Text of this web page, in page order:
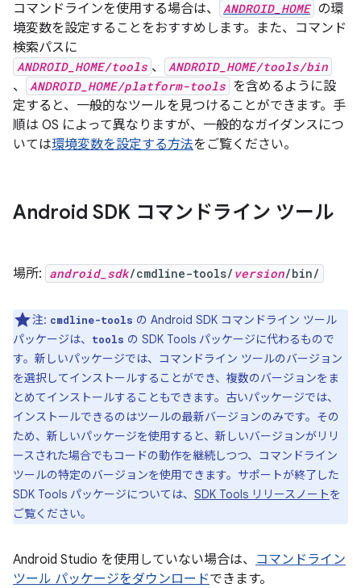
コマンドラインを使用する場合は、 ANDROID_HOME の環
境変数を設定することをおすすめします。また、コマンド
検索パスに
ANDROID_HOME/tools 、 ANDROID_HOME/tools/bin
、 ANDROID_HOME/platform-tools を含めるように設
定すると、一般的なツールを見つけることができます。手
順は OS によって異なりますが、一般的なガイダンスにつ
いては環境変数を設定する方法をご覧ください。
Android SDK コマンドライン ツール
場所: android_sdk/cmdline-tools/ version/bin/
注: cmdline-tools の Android SDK コマンドライン ツール
パッケージは、
tools の SDK Tools パッケージに代わるもので
す。新しいパッケージでは、コマンドライン ツールのバージョン
を選択してインストールすることができ、複数のバージョンをま
とめてインストールすることもできます。古いパッケージでは、
インストールできるのはツールの最新バージョンのみです。その
ため、新しいパッケージを使用すると、新しいバージョンがリリ
ースされた場合でもコードの動作を継続しつつ、コマンドライン
ツールの特定のバージョンを使用できます。サポートが終了した
SDK Tools パッケージについては、 SDK Tools リリースノートを
ご覧ください。
Android Studio を使用していない場合は、 コマンドライン
ツール パッケージをダウンロードできます。